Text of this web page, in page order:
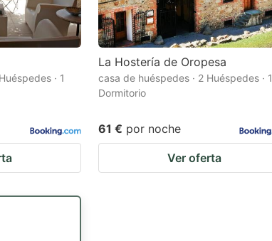
· 1
La Hostería de Oropesa
casa de huéspedes · 2 Huéspedes · 1
Dormitorio
61 € por noche
Ver oferta